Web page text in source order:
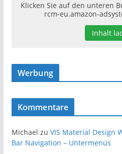
Klicken Sie auf den unteren
rcm-eu.amazon-
Inhalt
Werbung
Kommentare
Michael zu VIS Material Design
Bar Navigation – Untermenüs